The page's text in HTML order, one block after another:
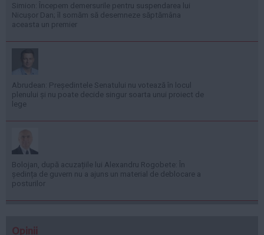
Simion: Începem demersurile pentru suspendarea lui
Nicușor Dan; îl somăm să desemneze săptămâna
aceasta un premier
Abrudean: Președintele Senatului nu votează în locul
plenului și nu poate decide singur soarta unui proiect de
lege
Bolojan, după acuzațiile lui Alexandru Rogobete: În
ședința de guvern nu a ajuns un material de deblocare a
posturilor
Opinii